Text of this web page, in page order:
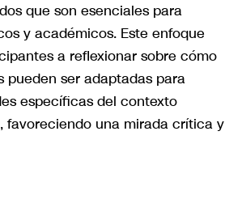
que son esenciales para
y académicos. Este enfoque
a reflexionar sobre cómo
pueden ser adaptadas para
específicas del contexto
favoreciendo una mirada crítica y